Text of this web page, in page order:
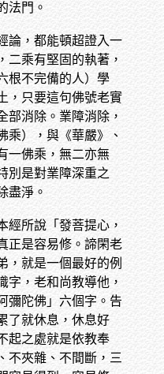
法門。
論，都能頓超證入一
二乘有堅固的執著，
根不完備的人）學
，只要這句佛號老實
部消除。業障消除，
乘），與《華嚴》、
一佛乘，無二亦無
別是對業障深重之
盡淨。
經所說「發菩提心，
正是容易修。諦閑老
，就是一個最好的例
字，老和尚教導他，
彌陀佛」六個字。告
了就休息，休息好
起之處就是依教奉
不夾雜、不間斷，三